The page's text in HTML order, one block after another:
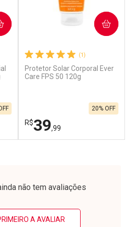
Por R$ 99,99/cada
(1)
Protetor Solar Corporal Ever
Care FPS 50 120g
R$39,99
20% OFF
COMPRAR
Laboratório
Por Menos
não tem avaliações
A AVALIAR